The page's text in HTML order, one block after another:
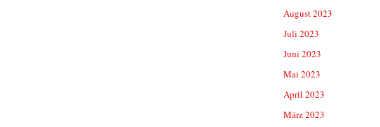
August 2023
Juli 2023
Juni 2023
Mai 2023
April 2023
März 2023